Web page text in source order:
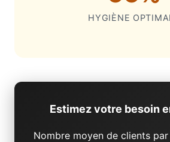
HYGIÈNE
Estimez votre besoin
Nombre moyen de clients